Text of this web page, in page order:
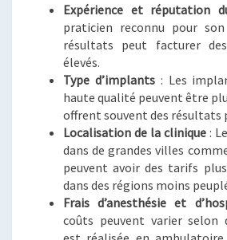
Expérience et réputation
praticien reconnu pour
résultats peut facturer
élevés.
Type d’implants: Les
haute qualité peuvent être
offrent souvent des résultats
Localisation de la clinique :
dans de grandes villes
peuvent avoir des tarifs
dans des régions moins
Frais d’anesthésie et
coûts peuvent varier selon